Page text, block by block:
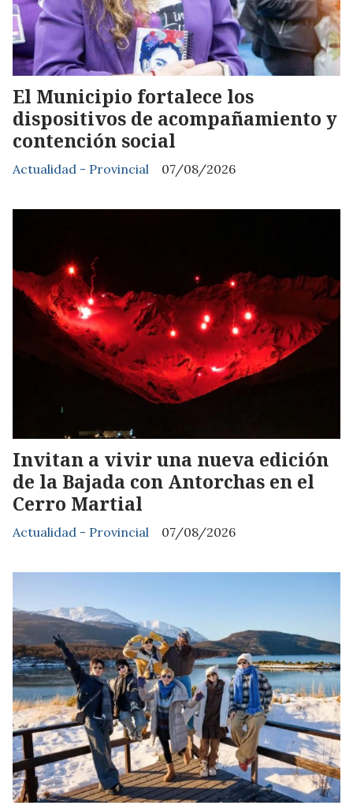
El Municipio fortalece los
dispositivos de acompañamiento y
contención social
Actualidad - Provincial 07/08/2026
Invitan a vivir una nueva edición
de la Bajada con Antorchas en el
Cerro Martial
Actualidad - Provincial 07/08/2026